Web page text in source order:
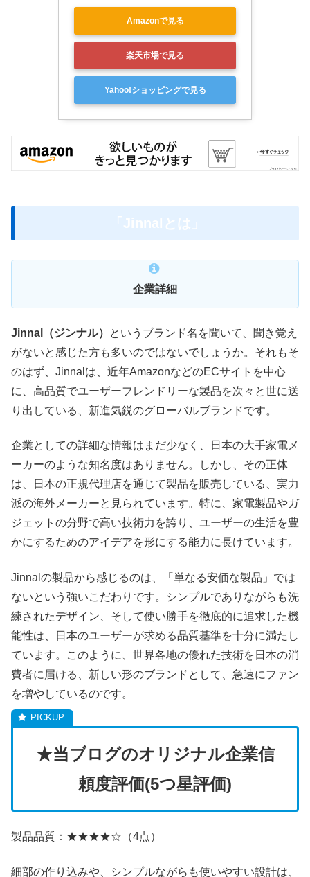
Amazonで見る
楽天市場で見る
Yahoo!ショッピングで見る
「Jinnalとは」
企業詳細
Jinnal（ジンナル）
というブランド名を聞いて、聞き覚え
がないと感じた方も多いのではないでしょうか。それもそ
のはず、Jinnalは、近年AmazonなどのECサイトを中心
に、高品質でユーザーフレンドリーな製品を次々と世に送
り出している、新進気鋭のグローバルブランドです。
企業としての詳細な情報はまだ少なく、日本の大手家電メ
ーカーのような知名度はありません。しかし、その正体
は、日本の正規代理店を通じて製品を販売している、実力
派の海外メーカーと見られています。特に、家電製品やガ
ジェットの分野で高い技術力を誇り、ユーザーの生活を豊
かにするためのアイデアを形にする能力に長けています。
Jinnalの製品から感じるのは、「単なる安価な製品」では
ないという強いこだわりです。シンプルでありながらも洗
練されたデザイン、そして使い勝手を徹底的に追求した機
能性は、日本のユーザーが求める品質基準を十分に満たし
ています。このように、世界各地の優れた技術を日本の消
費者に届ける、新しい形のブランドとして、急速にファン
を増やしているのです。
★当ブログのオリジナル企業信
頼度評価(5つ星評価)
製品品質：★★★★☆（4点）
細部の作り込みや、シンプルながらも使いやすい設計は、